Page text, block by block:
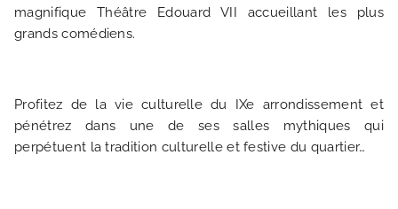
magnifique Théâtre Edouard VII accueillant les plus
grands comédiens.
Profitez de la vie culturelle du IXe arrondissement et
pénétrez dans une de ses salles mythiques qui
perpétuent la tradition culturelle et festive du quartier…